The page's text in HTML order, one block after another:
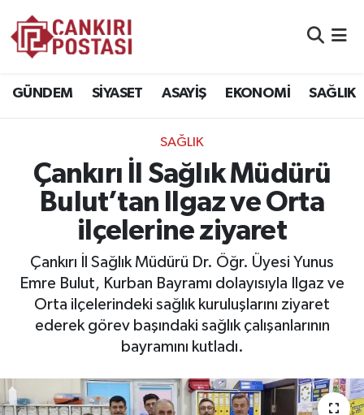
GÜNDEM SİYASET ASAYİŞ EKONOMİ SAĞLIK
SAĞLIK
Çankırı İl Sağlık Müdürü
Bulut’tan Ilgaz ve Orta
ilçelerine ziyaret
Çankırı İl Sağlık Müdürü Dr. Öğr. Üyesi Yunus
Emre Bulut, Kurban Bayramı dolayısıyla Ilgaz ve
Orta ilçelerindeki sağlık kuruluşlarını ziyaret
ederek görev başındaki sağlık çalışanlarının
bayramını kutladı.
EKONOMİ
SAĞLIK
SPOR
EĞİTİM
ÇEVRE
Trafik Durumu
Süper Lig Puan Durumu ve Fikstür
Tüm Manşetler
Son Dakika Haberleri
Haber Arşivi